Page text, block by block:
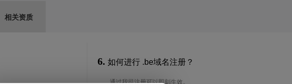
相关资质
6. 如何进行 .be域名注册？
通过我司注册可以即刻生效。